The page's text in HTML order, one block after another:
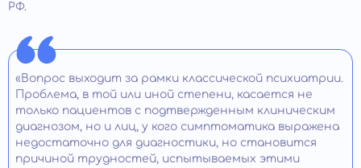
РФ.
«Вопрос выходит за рамки классической психиатрии.
Проблема, в той или иной степени, касается не
только пациентов с подтвержденным клиническим
диагнозом, но и лиц, у кого симптоматика выражена
недостаточно для диагностики, но становится
причиной трудностей, испытываемых этими